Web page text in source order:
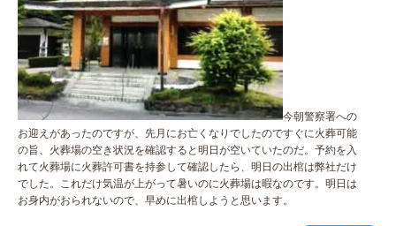
今朝警察署への
お迎えがあったのですが、先月にお亡くなりでしたのですぐに火葬可能
の旨、火葬場の空き状況を確認すると明日が空いていたのだ。予約を入
れて火葬場に火葬許可書を持参して確認したら、明日の出棺は弊社だけ
でした。これだけ気温が上がって暑いのに火葬場は暇なのです。明日は
お身内がおられないので、早めに出棺しようと思います。